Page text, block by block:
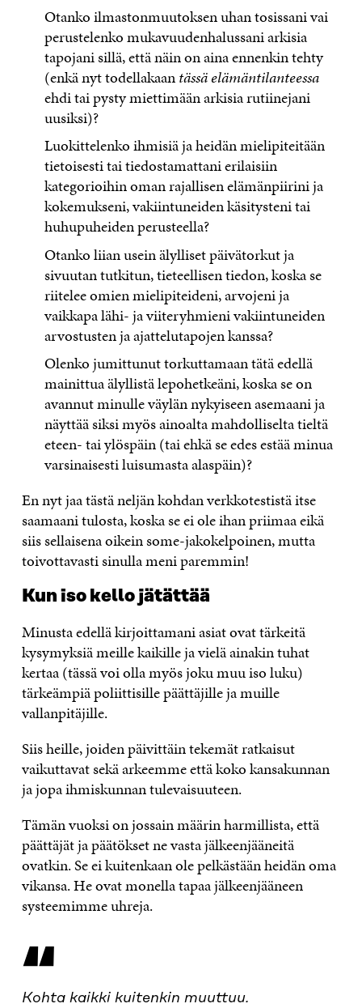
Otanko ilmastonmuutoksen uhan tosissani vai
perustelenko mukavuudenhalussani arkisia
tapojani sillä, että näin on aina ennenkin tehty
(enkä nyt todellakaantässä elämäntilanteessa
ehdi tai pysty miettimään arkisia rutiinejani
uusiksi)?
Luokittelenko ihmisiä ja heidän mielipiteitään
tietoisesti tai tiedostamattani erilaisiin
kategorioihin oman rajallisen elämänpiirini ja
kokemukseni, vakiintuneiden käsitysteni tai
huhupuheiden perusteella?
Otanko liian usein älylliset päivätorkut ja
sivuutan tutkitun, tieteellisen tiedon, koska se
riitelee omien mielipiteideni, arvojeni ja
vaikkapa lähi- ja viiteryhmieni vakiintuneiden
arvostusten ja ajattelutapojen kanssa?
Olenko jumittunut torkuttamaan tätä edellä
mainittua älyllistä lepohetkeäni, koska se on
avannut minulle väylän nykyiseen asemaani ja
näyttää siksi myös ainoalta mahdolliselta tieltä
eteen- tai ylöspäin (tai ehkä se edes estää minua
varsinaisesti luisumasta alaspäin)?
En nyt jaa tästä neljän kohdan verkkotestistä itse
saamaani tulosta, koska se ei ole ihan priimaa eikä
siis sellaisena oikein some-jakokelpoinen, mutta
toivottavasti sinulla meni paremmin!
Kun iso kello jätättää
Minusta edellä kirjoittamani asiat ovat tärkeitä
kysymyksiä meille kaikille ja vielä ainakin tuhat
kertaa (tässä voi olla myös joku muu iso luku)
tärkeämpiä poliittisille päättäjille ja muille
vallanpitäjille.
Siis heille, joiden päivittäin tekemät ratkaisut
vaikuttavat sekä arkeemme että koko kansakunnan
ja jopa ihmiskunnan tulevaisuuteen.
Tämän vuoksi on jossain määrin harmillista, että
päättäjät ja päätökset ne vasta jälkeenjääneitä
ovatkin. Se ei kuitenkaan ole pelkästään heidän oma
vikansa. He ovat monella tapaa jälkeenjääneen
systeemimme uhreja.
“
Kohta kaikki kuitenkin muuttuu.